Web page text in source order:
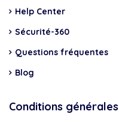
Help Center
Sécurité-360
Questions fréquentes
Blog
Conditions générales